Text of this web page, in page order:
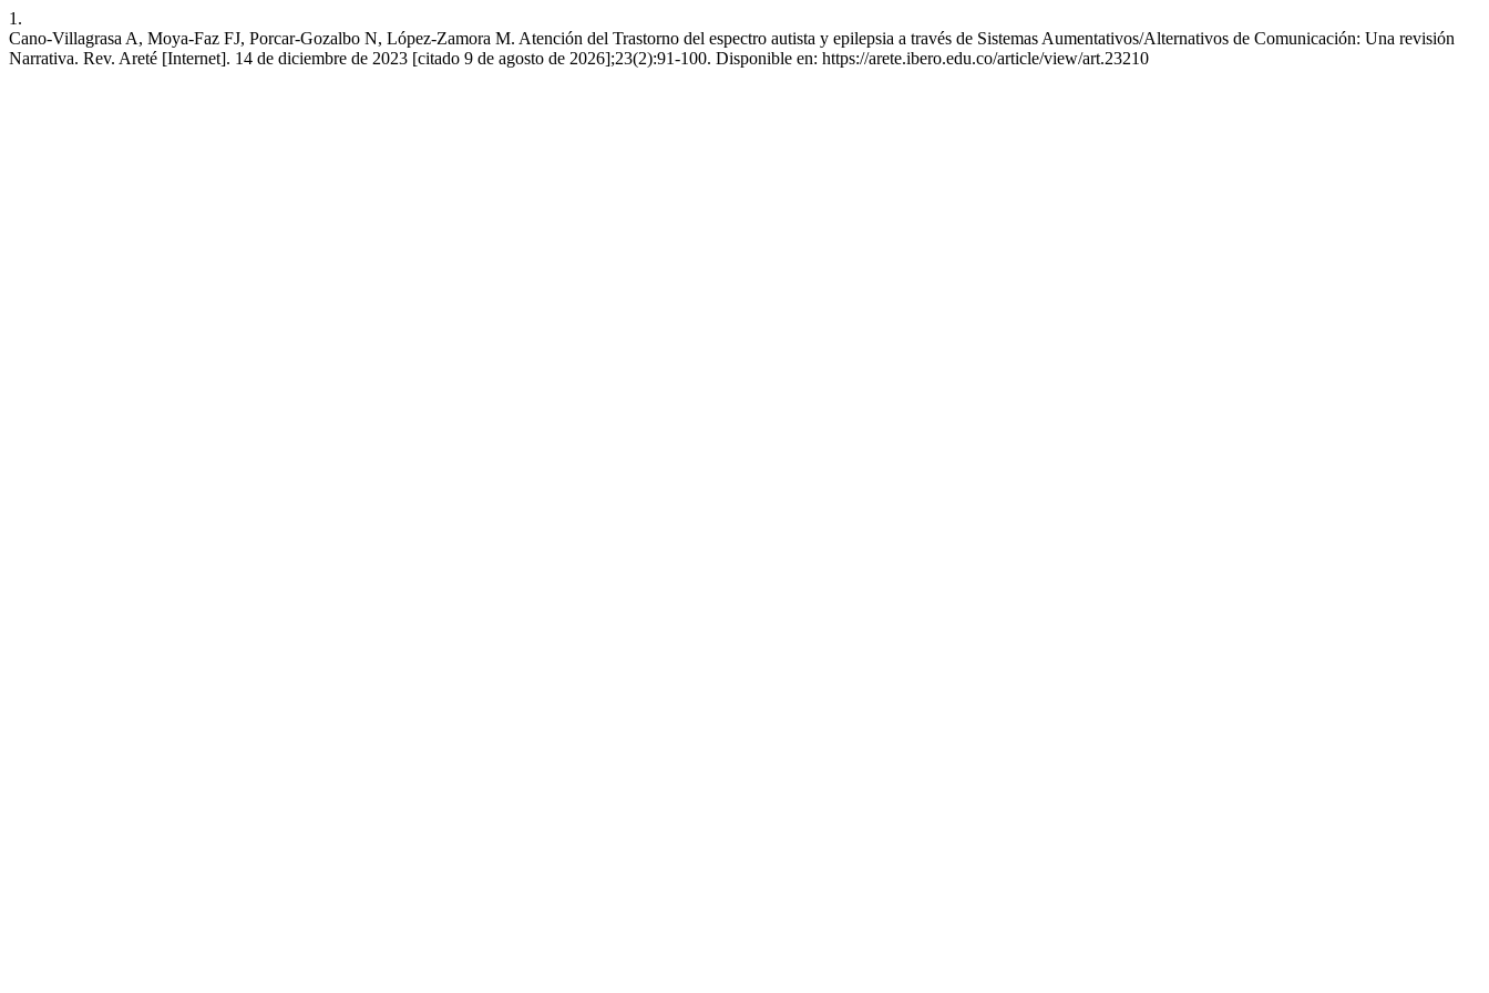
1.
Cano-Villagrasa A, Moya-Faz FJ, Porcar-Gozalbo N, López-Zamora M. Atención del Trastorno del espectro autista y epilepsia a través de Sistemas Aumentativos/Alternativos de Comunicación: Una revisión
Narrativa. Rev. Areté [Internet]. 14 de diciembre de 2023 [citado 9 de agosto de 2026];23(2):91-100. Disponible en: https://arete.ibero.edu.co/article/view/art.23210